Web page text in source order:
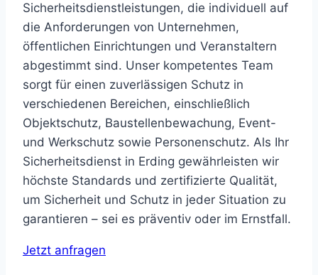
Sicherheitsdienstleistungen, die individuell auf
die Anforderungen von Unternehmen,
öffentlichen Einrichtungen und Veranstaltern
abgestimmt sind. Unser kompetentes Team
sorgt für einen zuverlässigen Schutz in
verschiedenen Bereichen, einschließlich
Objektschutz, Baustellenbewachung, Event-
und Werkschutz sowie Personenschutz. Als Ihr
Sicherheitsdienst in Erding gewährleisten wir
höchste Standards und zertifizierte Qualität,
um Sicherheit und Schutz in jeder Situation zu
garantieren – sei es präventiv oder im Ernstfall.
Jetzt anfragen